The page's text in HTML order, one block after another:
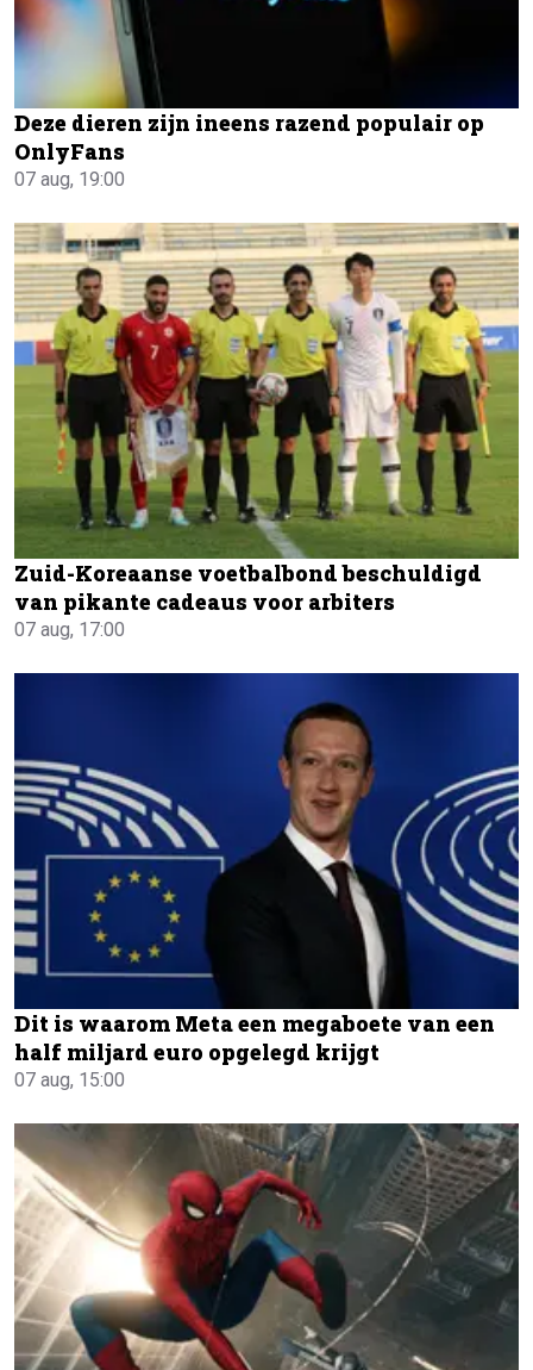
Deze dieren zijn ineens razend populair op
OnlyFans
07 aug, 19:00
Zuid-Koreaanse voetbalbond beschuldigd
van pikante cadeaus voor arbiters
07 aug, 17:00
Dit is waarom Meta een megaboete van een
half miljard euro opgelegd krijgt
07 aug, 15:00